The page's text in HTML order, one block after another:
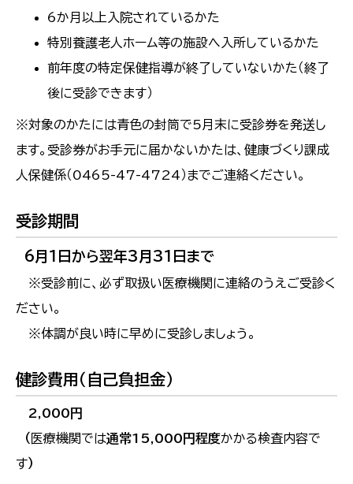
6か月以上入院されているかた
特別養護老人ホーム等の施設へ入所しているかた
前年度の特定保健指導が終了していないかた（終了
後に受診できます）
※対象のかたには青色の封筒で5月末に受診券を発送し
ます。受診券がお手元に届かないかたは、健康づくり課成
人保健係（0465-47-4724）までご連絡ください。
受診期間
6月1日から翌年3月31日まで
※受診前に、必ず取扱い医療機関に連絡のうえご受診く
ださい。
※体調が良い時に早めに受診しましょう。
健診費用（自己負担金）
2,000円
（ 医療機関では通常15,000円程度かかる検査内容で
す）